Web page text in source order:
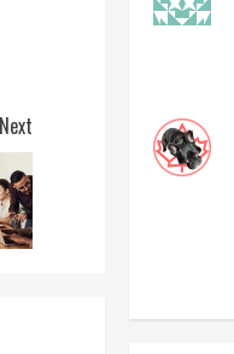
Next